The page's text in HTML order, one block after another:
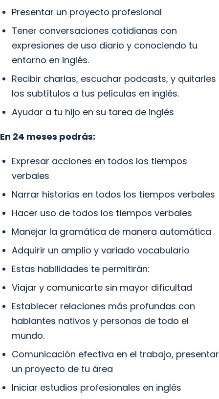
Presentar un proyecto profesional
Tener conversaciones cotidianas con
expresiones de uso diario y conociendo tu
entorno en inglés.
Recibir charlas, escuchar podcasts, y quitarles
los subtítulos a tus películas en inglés.
Ayudar a tu hijo en su tarea de inglés
En 24 meses podrás:
Expresar acciones en todos los tiempos
verbales
Narrar historias en todos los tiempos verbales
Hacer uso de todos los tiempos verbales
Manejar la gramática de manera automática
Adquirir un amplio y variado vocabulario
Estas habilidades te permitirán:
Viajar y comunicarte sin mayor dificultad
Establecer relaciones más profundas con
hablantes nativos y personas de todo el
mundo.
Comunicación efectiva en el trabajo, presentar
un proyecto de tu área
Iniciar estudios profesionales en inglés